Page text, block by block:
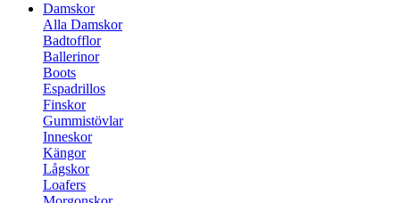
Damskor
Alla Damskor
Badtofflor
Ballerinor
Boots
Espadrillos
Finskor
Gummistövlar
Inneskor
Kängor
Lågskor
Loafers